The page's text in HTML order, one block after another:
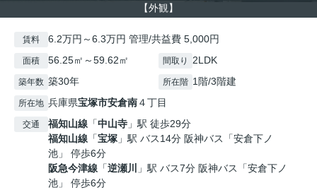
【外観】
賃料 6.2万円～6.3万円 管理/共益費 5,000円
面積 56.25㎡～59.62㎡ 間取り 2LDK
築年数 築30年 所在階 1階/3階建
所在地 兵庫県宝塚市安倉南４丁目
交通 福知山線 「中山寺 」駅 徒歩29分
福知山線 「宝塚 」駅 バス14分 阪神バス「安倉下ノ
池」 停歩6分
阪急今津線 「逆瀬川
」駅 バス7分 阪神バス「安倉下ノ
池」 停歩6分